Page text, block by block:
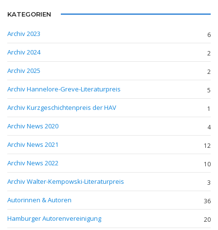
KATEGORIEN
Archiv 2023 6
Archiv 2024 2
Archiv 2025 2
Archiv Hannelore-Greve-Literaturpreis 5
Archiv Kurzgeschichtenpreis der HAV 1
Archiv News 2020 4
Archiv News 2021 12
Archiv News 2022 10
Archiv Walter-Kempowski-Literaturpreis 3
Autorinnen & Autoren 36
Hamburger Autorenvereinigung 20